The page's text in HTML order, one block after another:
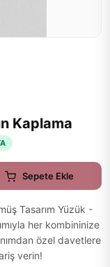
Kaplama
Sepete Ekle
Tasarım Yüzük -
her kombininize
özel davetlere
verin!